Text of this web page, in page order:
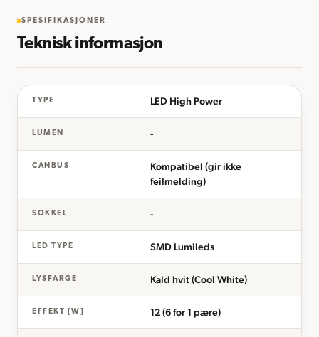
SPESIFIKASJONER
Teknisk informasjon
TYPE LED High Power
LUMEN -
CANBUS
Kompatibel (gir ikke
feilmelding)
SOKKEL -
LED TYPE SMD Lumileds
LYSFARGE Kald hvit (Cool White)
EFFEKT [W] 12 (6 for 1 pære)